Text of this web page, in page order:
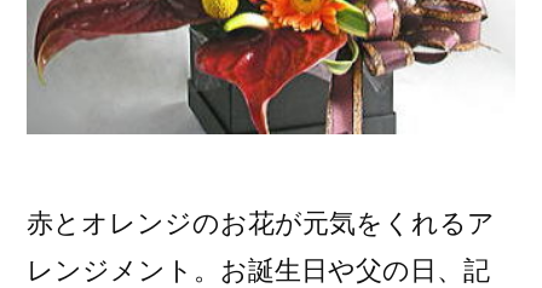
赤とオレンジのお花が元気をくれるア
レンジメント。お誕生日や父の日、記